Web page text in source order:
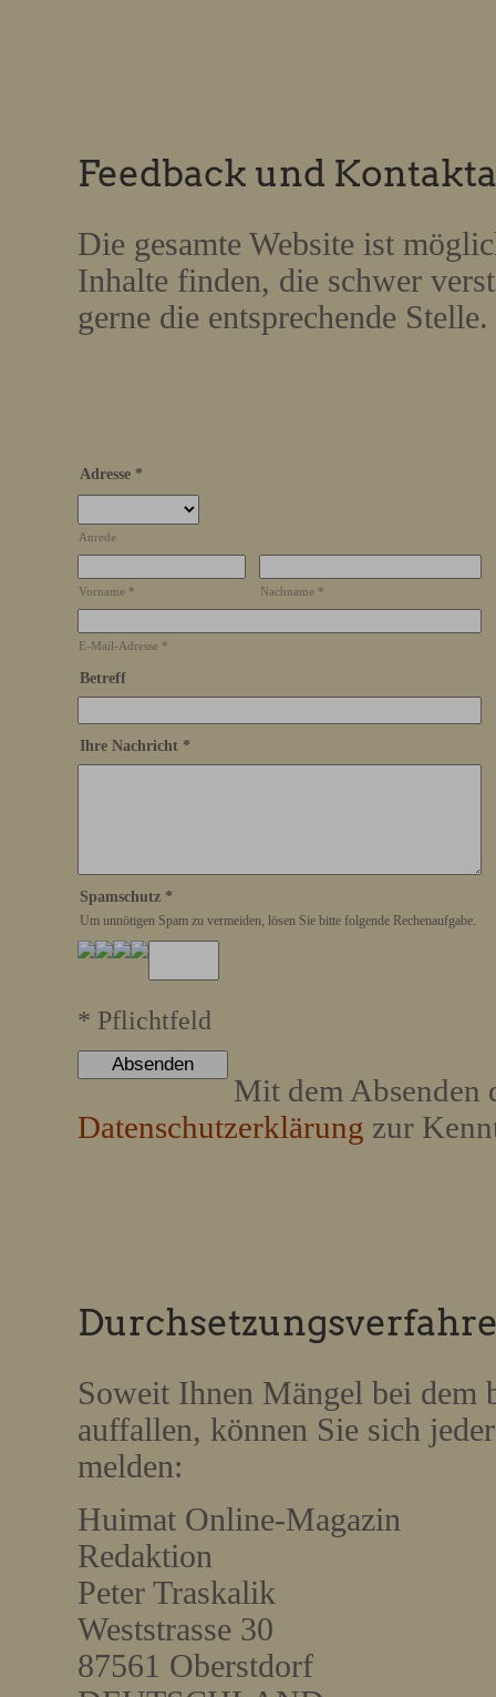
Feedback und
Die gesamte Website ist
Inhalte finden, die schwer
gerne die entsprechende Stelle.
Adresse *
Anrede
Vorname * Nachname *
E-Mail-Adresse *
Betreff
Ihre Nachricht *
Spamschutz *
Um unnötigen Spam zu vermeiden, lösen Sie bitte folgende Rechenaufgabe.
* Pflichtfeld
Mit dem Absenden
Datenschutzerklärung zur
Soweit Ihnen Mängel bei dem
auffallen, können Sie sich
melden:
Huimat Online-Magazin
Redaktion
Peter Traskalik
Weststrasse 30
87561 Oberstdorf